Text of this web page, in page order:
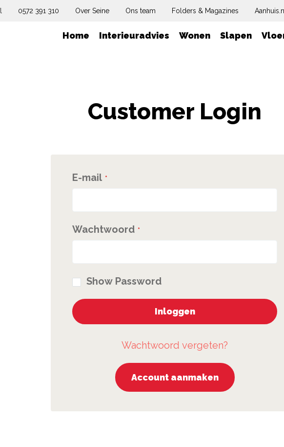
0572 391 310 Over Seine Ons team Folders & Magazines
Home Interieuradvies Wonen Slapen
Customer Login
E-mail
Wachtwoord
Show Password
Inloggen
Wachtwoord vergeten?
Account aanmaken